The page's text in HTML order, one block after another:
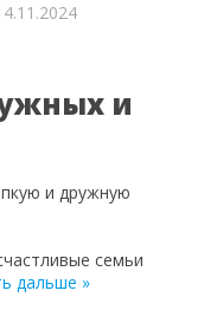
и
и дружную
семьи
дальше »